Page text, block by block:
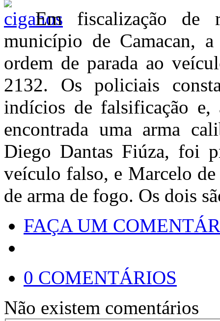
Em fiscalização
município de Camacan,
ordem de parada ao
2132. Os policiais
indícios de falsificação
encontrada uma arma
Diego Dantas Fiúza, foi
veículo falso, e Marcelo
de arma de fogo. Os dois
FAÇA UM
0 COMENTÁRIOS
Não existem comentários